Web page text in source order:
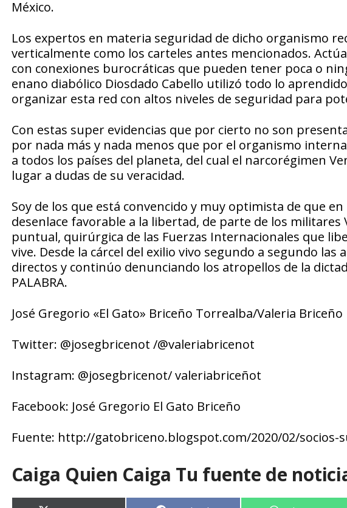
México.
Los expertos en materia seguridad de dicho organismo
verticalmente como los carteles antes mencionados.
con conexiones burocráticas que pueden tener poca o
enano diabólico Diosdado Cabello utilizó todo lo
organizar esta red con altos niveles de seguridad para
Con estas super evidencias que por cierto no son
por nada más y nada menos que por el organismo
a todos los países del planeta, del cual el narcorégimen
lugar a dudas de su veracidad.
Soy de los que está convencido y muy optimista de que
desenlace favorable a la libertad, de parte de los militares
puntual, quirúrgica de las Fuerzas Internacionales que
vive. Desde la cárcel del exilio vivo segundo a segundo
directos y continúo denunciando los atropellos de la
PALABRA.
José Gregorio «El Gato» Briceño Torrealba/Valeria Briceño
Twitter: @josegbricenot /@valeriabricenot
Instagram: @josegbricenot/ valeriabriceñot
Facebook: José Gregorio El Gato Briceño
Fuente: http://gatobriceno.blogspot.com/2020/02/socios-
Caiga Quien Caiga Tu fuente de